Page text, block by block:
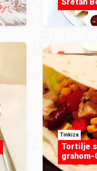
Tinkiza
Tortilje
grahom-